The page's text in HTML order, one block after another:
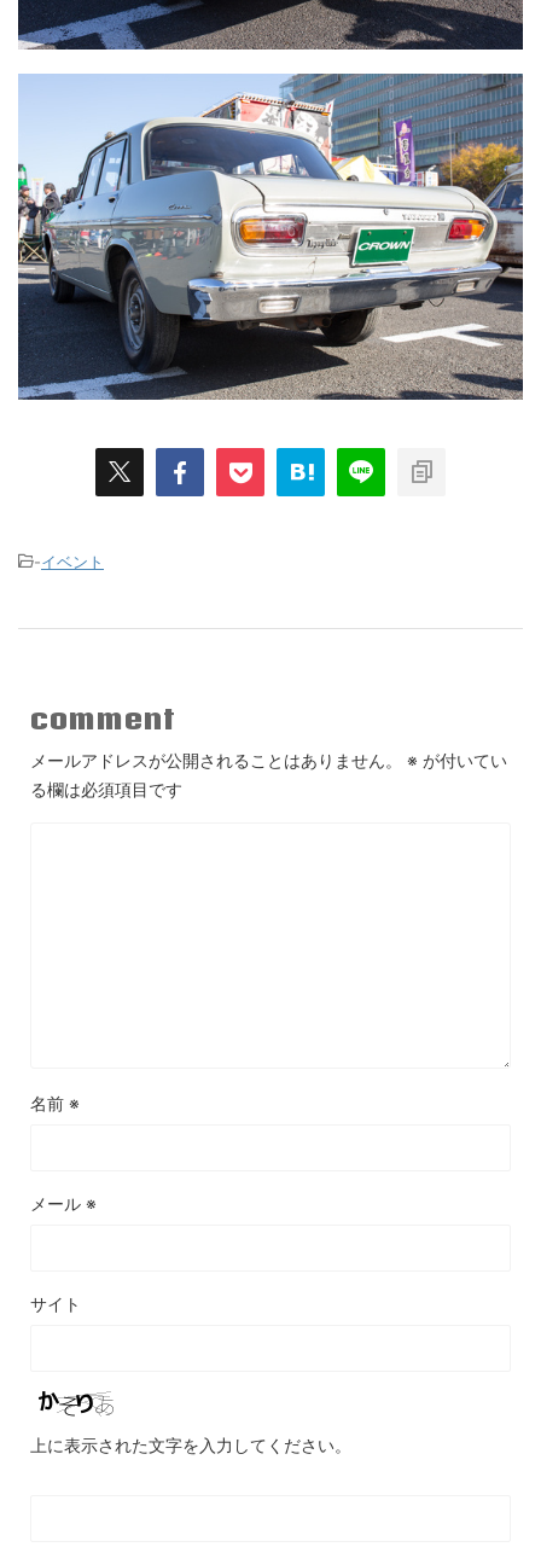
-イベント
comment
メールアドレスが公開されることはありません。 ※ が付いてい
る欄は必須項目です
名前 ※
メール ※
サイト
上に表示された文字を入力してください。